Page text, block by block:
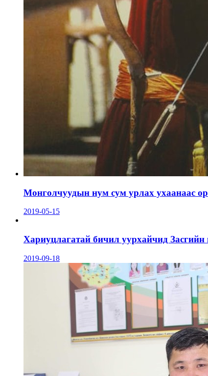
Монголчуудын нум сум урлах ухаанаас
2019-05-15
Хариуцлагатай бичил уурхайчид
2019-09-18